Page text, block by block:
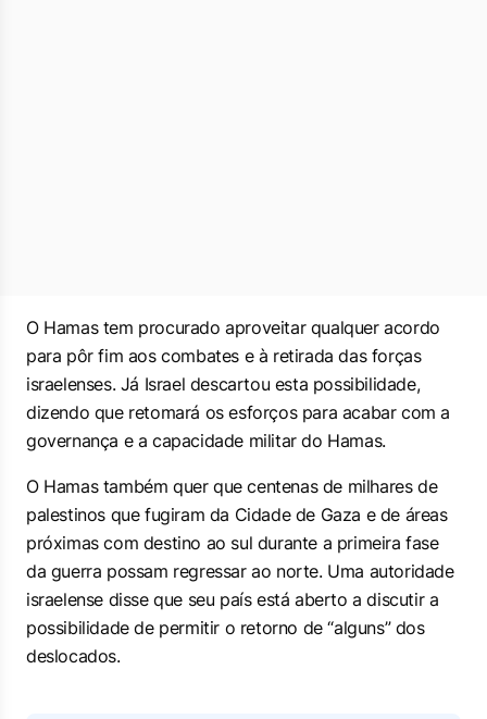
O Hamas tem procurado aproveitar qualquer acordo
para pôr fim aos combates e à retirada das forças
israelenses. Já Israel descartou esta possibilidade,
dizendo que retomará os esforços para acabar com a
governança e a capacidade militar do Hamas.
O Hamas também quer que centenas de milhares de
palestinos que fugiram da Cidade de Gaza e de áreas
próximas com destino ao sul durante a primeira fase
da guerra possam regressar ao norte. Uma autoridade
israelense disse que seu país está aberto a discutir a
possibilidade de permitir o retorno de “alguns” dos
deslocados.